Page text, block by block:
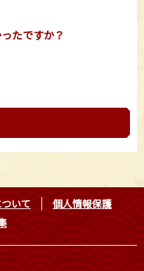
たですか？
いて
個人情報保護